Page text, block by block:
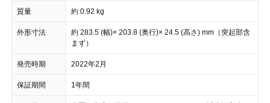
質量 約 0.92 kg
外形寸法
約 283.5 (幅)× 203.8 (奥行)× 24.5 (高さ) mm（突起部含
まず）
発売時期 2022年2月
保証期間 1年間